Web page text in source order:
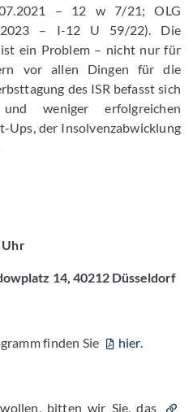
– 12 w 7/21; OLG
– I-12 U 59/22). Die
ein Problem – nicht nur für
vor allen Dingen für die
des ISR befasst sich
weniger erfolgreichen
Ups, der Insolvenzabwicklung
Uhr
14, 40212 Düsseldorf
finden Sie hier.
bitten wir Sie, das